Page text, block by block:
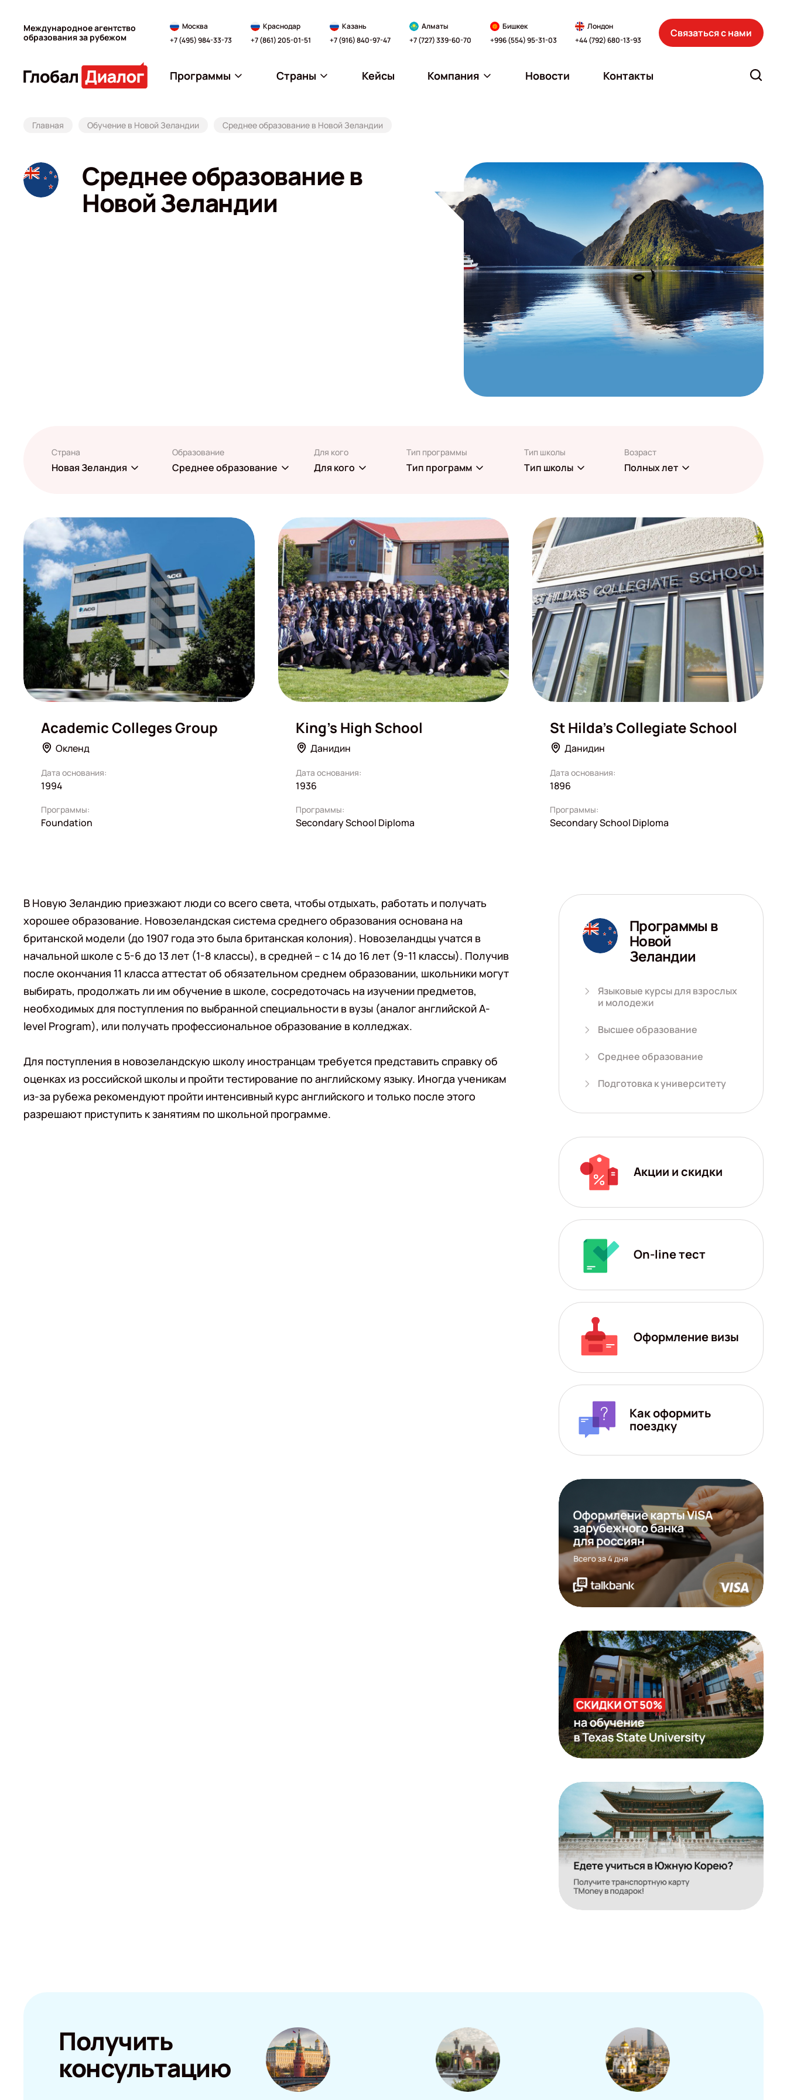
Международное агентство
образования за рубежом
Москва
+7 (495) 984-33-73
Краснодар
+7 (861) 205-01-51
Казань
+7 (916) 840-97-47
Алматы
+7 (727) 339-60-70
Бишкек
+996 (554) 95-31-03
Лондон
+44 (792) 680-13-93
Связаться с нами
Программы Страны Кейсы Компания Новости Контакты
Главная Обучение в Новой Зеландии Среднее образование в Новой Зеландии
Среднее образование в
Новой Зеландии
Страна
Новая Зеландия
Образование
Среднее образование
Для кого
Для кого
Тип программы
Тип программ
Тип школы
Тип школы
Возраст
Полных лет
Academic Colleges Group
Окленд
Дата основания:
1994
Программы:
Foundation
King's High School
Данидин
Дата основания:
1936
Программы:
Secondary School Diploma
St Hilda's Collegiate School
Данидин
Дата основания:
1896
Программы:
Secondary School Diploma
В Новую Зеландию приезжают люди со всего света, чтобы отдыхать, работать и получать
хорошее образование. Новозеландская система среднего образования основана на
британской модели (до 1907 года это была британская колония). Новозеландцы учатся в
начальной школе с 5-6 до 13 лет (1-8 классы), в средней – с 14 до 16 лет (9-11 классы). Получив
после окончания 11 класса аттестат об обязательном среднем образовании, школьники могут
выбирать, продолжать ли им обучение в школе, сосредоточась на изучении предметов,
необходимых для поступления по выбранной специальности в вузы (аналог английской A-
level Program), или получать профессиональное образование в колледжах.
Для поступления в новозеландскую школу иностранцам требуется представить справку об
оценках из российской школы и пройти тестирование по английскому языку. Иногда ученикам
из-за рубежа рекомендуют пройти интенсивный курс английского и только после этого
разрешают приступить к занятиям по школьной программе.
Программы в
Новой
Зеландии
Языковые курсы для взрослых
и молодежи
Высшее образование
Среднее образование
Подготовка к университету
Акции и скидки
On-line тест
Оформление визы
Как оформить
поездку
Получить
консультацию